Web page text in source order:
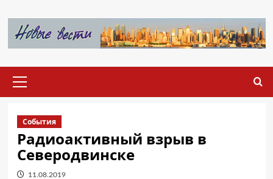
содержимому
меню
События
Радиоактивный взрыв в
Северодвинске
11.08.2019